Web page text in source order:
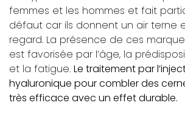
femmes et les hommes et fait
défaut car ils donnent un air terne
regard. La présence de ces
est favorisée par l’âge, la
et la fatigue. Le traitement par
hyaluronique pour combler des
très efficace avec un effet durable.